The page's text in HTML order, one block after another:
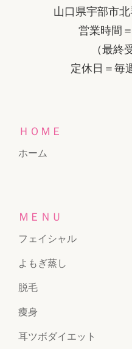
山口県宇部市
営業時間
（最終
定休日＝毎
ＨＯＭＥ
ホーム
ＭＥＮＵ
フェイシャル
よもぎ蒸し
脱毛
痩身
耳ツボダイエット